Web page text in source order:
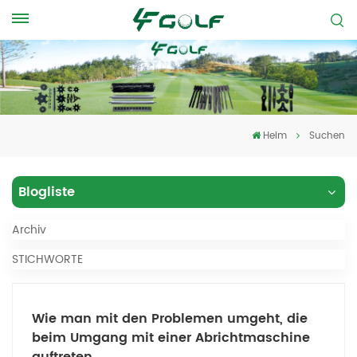
Heim Suchen
Blogliste
Archiv
STICHWORTE
Wie man mit den Problemen umgeht, die
beim Umgang mit einer Abrichtmaschine